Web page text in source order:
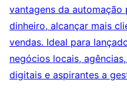
vantagens da
dinheiro, alcançar mais
vendas. Ideal para
negócios locais,
digitais e aspirantes a